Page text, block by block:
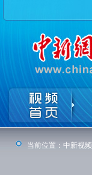
当前位置： 中新视频